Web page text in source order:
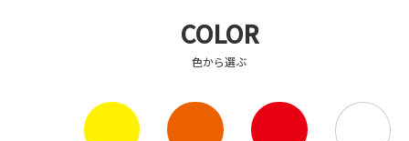
COLOR
色から選ぶ